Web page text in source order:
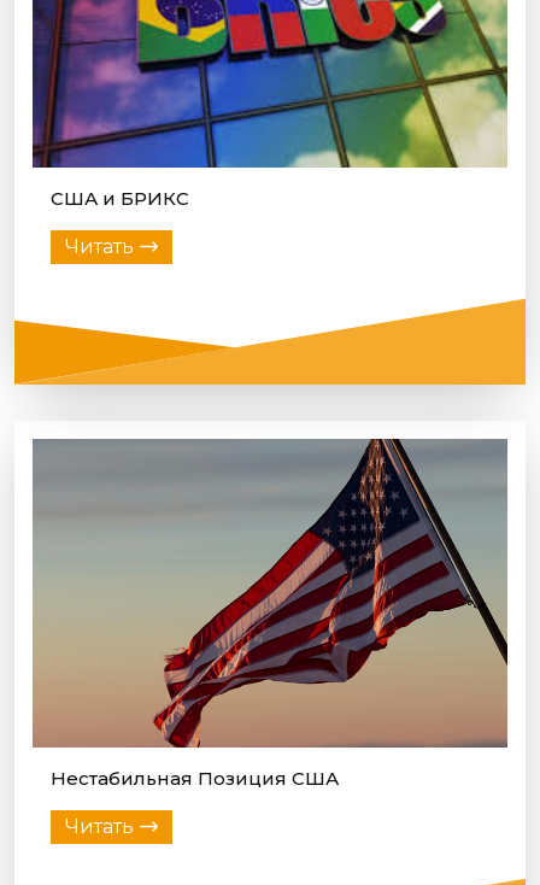
США и БРИКС
Читать
Нестабильная Позиция США
Читать